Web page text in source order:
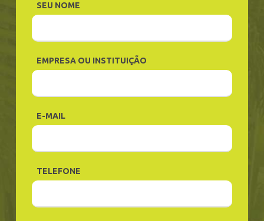
SEU NOME
EMPRESA OU INSTITUIÇÃO
E-MAIL
TELEFONE